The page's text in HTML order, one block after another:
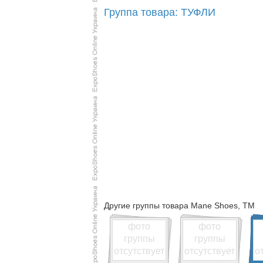
Группа товара: ТУФЛИ
Другие группы товара Mane Shoes, TM
фото
группы
отсутствует
фото
группы
отсутствует